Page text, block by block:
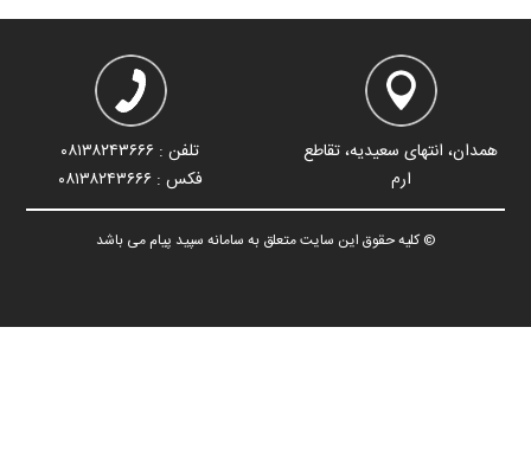
همدان، انتهای سعیدیه، تقاطع
ارم
تلفن : ۰۸۱۳۸۲۴۳۶۶۶
فکس : ۰۸۱۳۸۲۴۳۶۶۶
© کلیه حقوق این سایت متعلق به سامانه سپید پیام می باشد